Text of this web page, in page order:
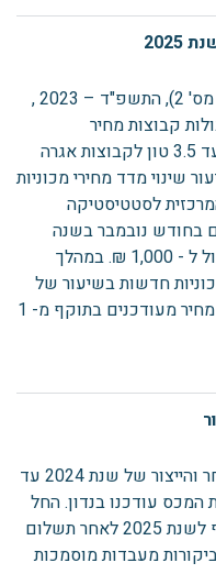
בהתאם לתיקון תקנות תעבורה (תיקון מס' 2), התשפ"ד – 2023 ,
גבולות קבוצות מחיר
המשמשות לסיווג רכב פרטי ומסחרי עד 3.5 טון לקבוצות אגרה
לשיעור שינוי מדד מחירי מכוניות
לסטטיסטיקה
בחודש נובמבר בשנה
שקדמה למועד העדכון האחרון, בעיגול ל - 1,000 ₪. במהלך
חדשות בשיעור של
2.31% . מצ"ב פרסום גבולות קבוצות מחיר מעודכנים בתוקף מ- 1
הוחלט על הארכת תוקף רישיונות הסחר והייצור של שנת 2024 עד
והנהלת המכס עודכנו בנדון. החל
מיום 1.3.2025 ידרשו רישיונות בתוקף לשנת 2025 לאחר תשלום
מעבדות מוסמכות